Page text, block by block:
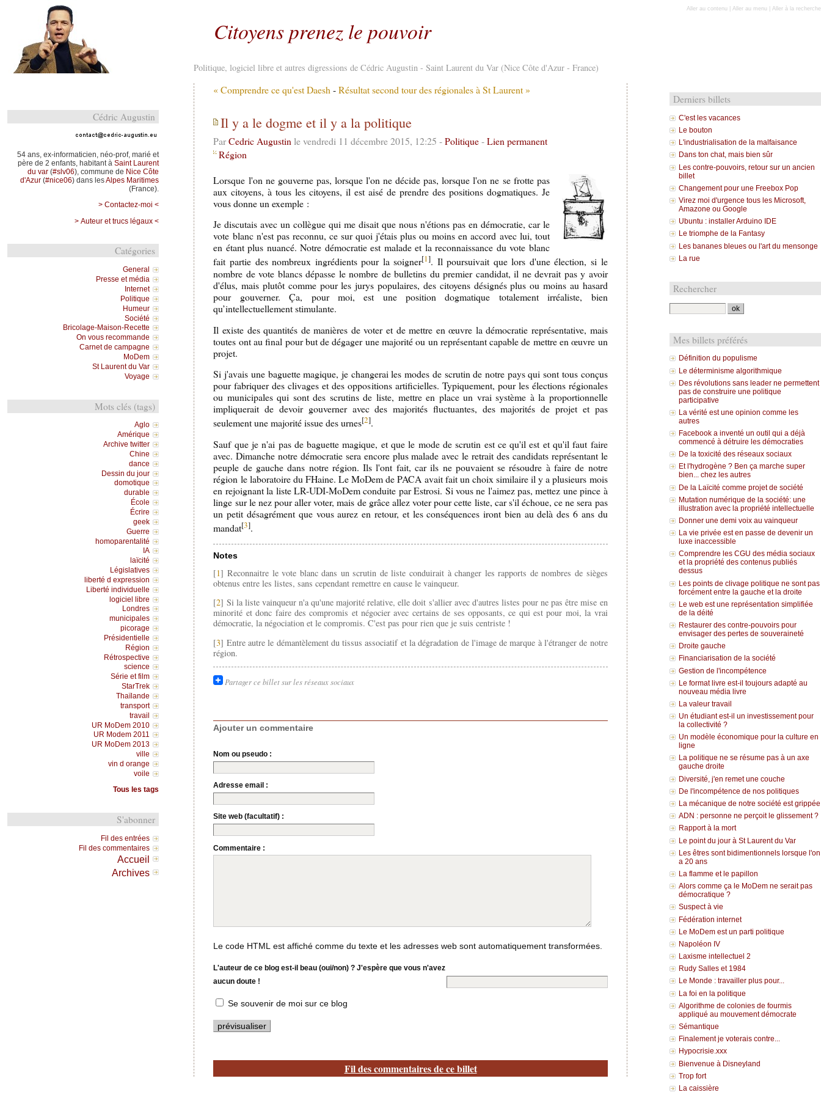
Citoyens prenez le pouvoir
Politique, logiciel libre et autres digressions de Cédric Augustin - Saint Laurent du Var (Nice Côte d'Azur - France)
Aller au contenu Aller au menu Aller à la recherche
« Comprendre ce qu'est Daesh - Résultat second tour des régionales à St Laurent »
Il y a le dogme et il y a la politique
ParCedric Augustin le vendredi 11 décembre 2015, 12:25 -Politique-Lien permanent
Région
Lorsque l'on ne gouverne pas, lorsque l'on ne décide pas, lorsque l'on ne se frotte pas
aux citoyens, à tous les citoyens, il est aisé de prendre des positions dogmatiques. Je
vous donne un exemple :
Je discutais avec un collègue qui me disait que nous n'étions pas en démocratie, car le
vote blanc n'est pas reconnu, ce sur quoi j'étais plus ou moins en accord avec lui, tout
en étant plus nuancé. Notre démocratie est malade et la reconnaissance du vote blanc
fait partie des nombreux ingrédients pour la soigner[1]. Il poursuivait que lors d'une élection, si le
nombre de vote blancs dépasse le nombre de bulletins du premier candidat, il ne devrait pas y avoir
d'élus, mais plutôt comme pour les jurys populaires, des citoyens désignés plus ou moins au hasard
pour gouverner. Ça, pour moi, est une position dogmatique totalement irréaliste, bien
qu’intellectuellement stimulante.
Il existe des quantités de manières de voter et de mettre en œuvre la démocratie représentative, mais
toutes ont au final pour but de dégager une majorité ou un représentant capable de mettre en œuvre un
projet.
Si j'avais une baguette magique, je changerai les modes de scrutin de notre pays qui sont tous conçus
pour fabriquer des clivages et des oppositions artificielles. Typiquement, pour les élections régionales
ou municipales qui sont des scrutins de liste, mettre en place un vrai système à la proportionnelle
impliquerait de devoir gouverner avec des majorités fluctuantes, des majorités de projet et pas
seulement une majorité issue des urnes[2].
Sauf que je n'ai pas de baguette magique, et que le mode de scrutin est ce qu'il est et qu'il faut faire
avec. Dimanche notre démocratie sera encore plus malade avec le retrait des candidats représentant le
peuple de gauche dans notre région. Ils l'ont fait, car ils ne pouvaient se résoudre à faire de notre
région le laboratoire du FHaine. Le MoDem de PACA avait fait un choix similaire il y a plusieurs mois
en rejoignant la liste LR-UDI-MoDem conduite par Estrosi. Si vous ne l'aimez pas, mettez une pince à
linge sur le nez pour aller voter, mais de grâce allez voter pour cette liste, car s'il échoue, ce ne sera pas
un petit désagrément que vous aurez en retour, et les conséquences iront bien au delà des 6 ans du
mandat[3].
Notes
[1] Reconnaitre le vote blanc dans un scrutin de liste conduirait à changer les rapports de nombres de sièges
obtenus entre les listes, sans cependant remettre en cause le vainqueur.
[2] Si la liste vainqueur n'a qu'une majorité relative, elle doit s'allier avec d'autres listes pour ne pas être mise en
minorité et donc faire des compromis et négocier avec certains de ses opposants, ce qui est pour moi, la vrai
démocratie, la négociation et le compromis. C'est pas pour rien que je suis centriste !
[3] Entre autre le démantèlement du tissus associatif et la dégradation de l'image de marque à l'étranger de notre
région.
Partager ce billet sur les réseaux sociaux
Ajouter un commentaire
Nom ou pseudo :
Adresse email :
Site web (facultatif) :
Commentaire :
Le code HTML est affiché comme du texte et les adresses web sont automatiquement transformées.
L'auteur de ce blog est-il beau (oui/non) ? J'espère que vous n'avez
aucun doute !
Se souvenir de moi sur ce blog
Fil des commentaires de ce billet
Derniers billets
C'est les vacances
Le bouton
L'industrialisation de la malfaisance
Dans ton chat, mais bien sûr
Les contre-pouvoirs, retour sur un ancien
billet
Changement pour une Freebox Pop
Virez moi d'urgence tous les Microsoft,
Amazone ou Google
Ubuntu : installer Arduino IDE
Le triomphe de la Fantasy
Les bananes bleues ou l'art du mensonge
La rue
Rechercher
Mes billets préférés
Définition du populisme
Le déterminisme algorithmique
Des révolutions sans leader ne permettent
pas de construire une politique
participative
La vérité est une opinion comme les
autres
Facebook a inventé un outil qui a déjà
commencé à détruire les démocraties
De la toxicité des réseaux sociaux
Et l'hydrogène ? Ben ça marche super
bien... chez les autres
De la Laïcité comme projet de société
Mutation numérique de la société: une
illustration avec la propriété intellectuelle
Donner une demi voix au vainqueur
La vie privée est en passe de devenir un
luxe inaccessible
Comprendre les CGU des média sociaux
et la propriété des contenus publiés
dessus
Les points de clivage politique ne sont pas
forcément entre la gauche et la droite
Le web est une représentation simplifiée
de la déité
Restaurer des contre-pouvoirs pour
envisager des pertes de souveraineté
Droite gauche
Financiarisation de la société
Gestion de l'incompétence
Le format livre est-il toujours adapté au
nouveau média livre
La valeur travail
Un étudiant est-il un investissement pour
la collectivité ?
Un modèle économique pour la culture en
ligne
La politique ne se résume pas à un axe
gauche droite
Diversité, j'en remet une couche
De l'incompétence de nos politiques
La mécanique de notre société est grippée
ADN : personne ne perçoit le glissement ?
Rapport à la mort
Le point du jour à St Laurent du Var
Les êtres sont bidimentionnels lorsque l'on
a 20 ans
La flamme et le papillon
Alors comme ça le MoDem ne serait pas
démocratique ?
Suspect à vie
Fédération internet
Le MoDem est un parti politique
Napoléon IV
Laxisme intellectuel 2
Rudy Salles et 1984
Le Monde : travailler plus pour...
La foi en la politique
Algorithme de colonies de fourmis
appliqué au mouvement démocrate
Sémantique
Finalement je voterais contre...
Hypocrisie.xxx
Bienvenue à Disneyland
Trop fort
La caissière
Cédric Augustin
54 ans, ex-informaticien, néo-prof, marié et
père de 2 enfants, habitant àSaint Laurent
du var (#slv06), commune de Nice Côte
d'Azur (#nice06) dans lesAlpes Maritimes
(France).
> Contactez-moi <
> Auteur et trucs légaux <
Catégories
General
Presse et média
Internet
Politique
Humeur
Société
Bricolage-Maison-Recette
On vous recommande
Carnet de campagne
MoDem
St Laurent du Var
Voyage
Mots clés (tags)
Aglo
Amérique
Archive twitter
Chine
dance
Dessin du jour
domotique
durable
École
Écrire
geek
Guerre
homoparentalité
IA
laïcité
Législatives
liberté d expression
Liberté individuelle
logiciel libre
Londres
municipales
picorage
Présidentielle
Région
Rétrospective
science
Série et film
StarTrek
Thaïlande
transport
travail
UR MoDem 2010
UR Modem 2011
UR MoDem 2013
ville
vin d orange
voile
Tous les tags
S'abonner
Fil des entrées
Fil des commentaires
Accueil
Archives